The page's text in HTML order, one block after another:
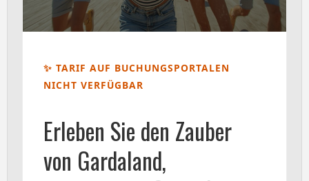
✨ TARIF AUF BUCHUNGSPORTALEN
NICHT VERFÜGBAR
Erleben Sie den Zauber
von Gardaland,